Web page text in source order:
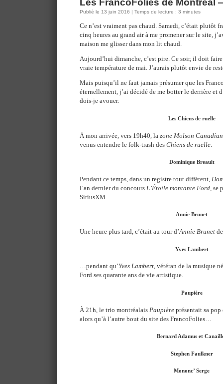
Les FrancoFolies de Montréal
Publié le 13 juin 2016 | Temps de lecture : 3 minutes
Ce n’est vraiment pas chaud. Samedi, c’était plutôt
cinq heures au grand air à me promener sur le site,
maison me glisser dans mon lit chaud.
Aujourd’hui dimanche, c’est pire. Ce soir, il doit
vraie température de mai. J’aurais plutôt envie de
Mais puisqu’il ne faut jamais présumer que les
éternellement, j’ai décidé de me botter le derrière et
dois-je avouer.
Les Chiens de ruelle
À mon arrivée, vers 19h40, la zone Molson Canadian
venus entendre le folk-trash des Chiens de ruelle
Dominique Breault
Pendant ce temps, dans un registre tout différent,
l’an dernier du concours L’Étoile montante Ford ,
SiriusXM.
Annie Brunet
Une heure plus tard, c’était au tour d’Annie Brunet
Yves Lambert
…pendant qu’Yves Lambert, vétéran de la musique
Ford ses quarante ans de vie artistique.
Paupière
À 21h, le trio montréalais Paupière présentait sa pop
alors qu’à l’autre bout du site des FrancoFolies…
Bernard Adamus et
Stephen Faulkner
Mononc’ Serge